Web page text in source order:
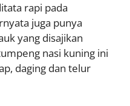
rapi pada
juga punya
yang disajikan
nasi kuning ini
daging dan telur